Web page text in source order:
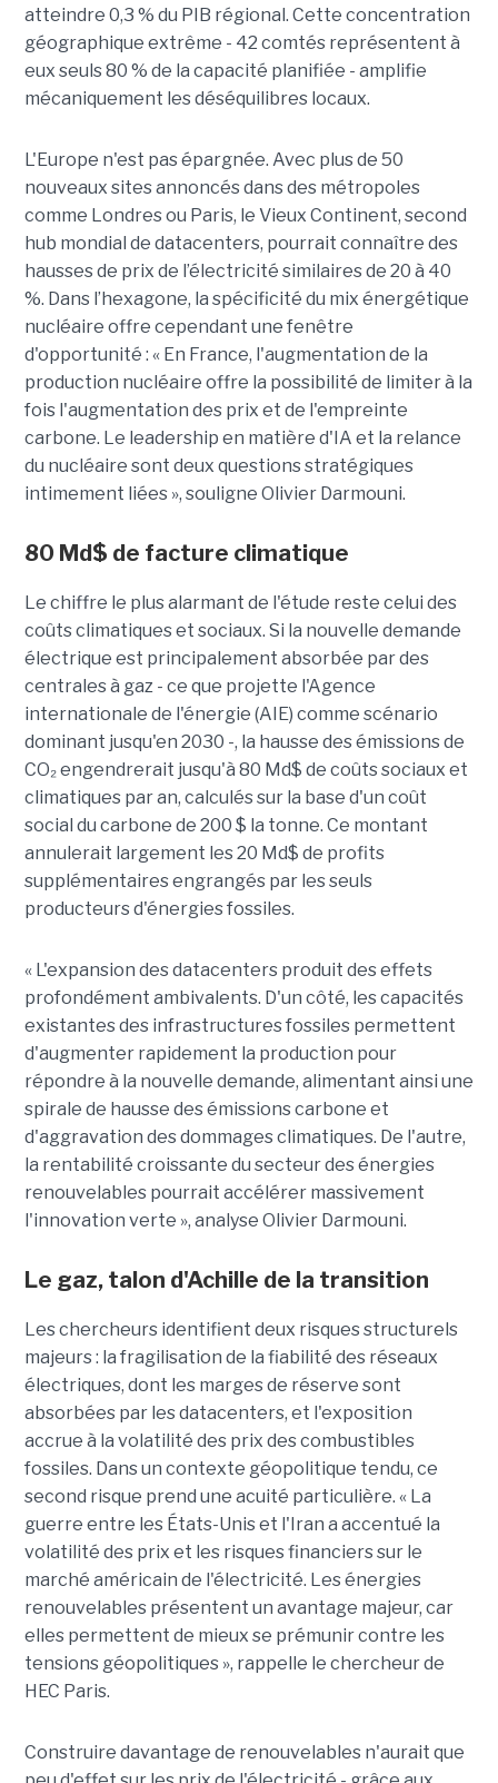
atteindre 0,3 % du PIB régional. Cette concentration
géographique extrême - 42 comtés représentent à
eux seuls 80 % de la capacité planifiée - amplifie
mécaniquement les déséquilibres locaux.
L'Europe n'est pas épargnée. Avec plus de 50
nouveaux sites annoncés dans des métropoles
comme Londres ou Paris, le Vieux Continent, second
hub mondial de datacenters, pourrait connaître des
hausses de prix de l’électricité similaires de 20 à 40
%. Dans l’hexagone, la spécificité du mix énergétique
nucléaire offre cependant une fenêtre
d'opportunité : « En France, l'augmentation de la
production nucléaire offre la possibilité de limiter à la
fois l'augmentation des prix et de l'empreinte
carbone. Le leadership en matière d'IA et la relance
du nucléaire sont deux questions stratégiques
intimement liées », souligne Olivier Darmouni.
80 Md$ de facture climatique
Le chiffre le plus alarmant de l'étude reste celui des
coûts climatiques et sociaux. Si la nouvelle demande
électrique est principalement absorbée par des
centrales à gaz - ce que projette l'Agence
internationale de l'énergie (AIE) comme scénario
dominant jusqu'en 2030 -, la hausse des émissions de
CO₂ engendrerait jusqu'à 80 Md$ de coûts sociaux et
climatiques par an, calculés sur la base d'un coût
social du carbone de 200 $ la tonne. Ce montant
annulerait largement les 20 Md$ de profits
supplémentaires engrangés par les seuls
producteurs d'énergies fossiles.
« L'expansion des datacenters produit des effets
profondément ambivalents. D'un côté, les capacités
existantes des infrastructures fossiles permettent
d'augmenter rapidement la production pour
répondre à la nouvelle demande, alimentant ainsi une
spirale de hausse des émissions carbone et
d'aggravation des dommages climatiques. De l'autre,
la rentabilité croissante du secteur des énergies
renouvelables pourrait accélérer massivement
l'innovation verte », analyse Olivier Darmouni.
Le gaz, talon d'Achille de la transition
Les chercheurs identifient deux risques structurels
majeurs : la fragilisation de la fiabilité des réseaux
électriques, dont les marges de réserve sont
absorbées par les datacenters, et l'exposition
accrue à la volatilité des prix des combustibles
fossiles. Dans un contexte géopolitique tendu, ce
second risque prend une acuité particulière. « La
guerre entre les États-Unis et l'Iran a accentué la
volatilité des prix et les risques financiers sur le
marché américain de l'électricité. Les énergies
renouvelables présentent un avantage majeur, car
elles permettent de mieux se prémunir contre les
tensions géopolitiques », rappelle le chercheur de
HEC Paris.
Construire davantage de renouvelables n'aurait que